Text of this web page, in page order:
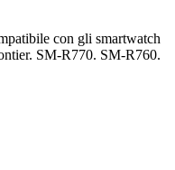
con gli smartwatch
SM-R770. SM-R760.